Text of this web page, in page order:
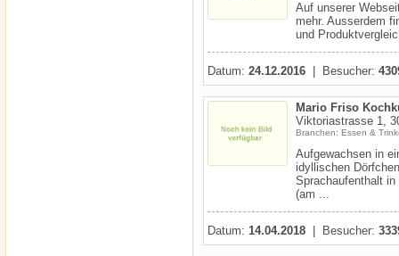
Auf unserer
mehr. Ausserdem
und
Datum: 24.12.2016 | Besucher:
Mario Friso
Viktoriastrasse 1,
Branchen: Essen &
Aufgewachsen in
idyllischen
Sprachaufenthalt
(am ...
Datum: 14.04.2018 | Besucher: